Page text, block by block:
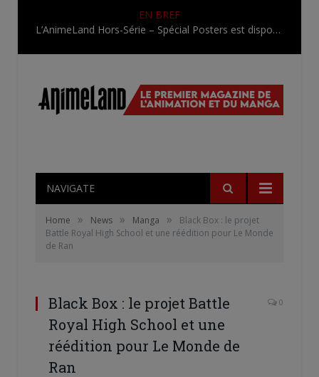
EN BREF
L’AnimeLand Hors-Série – Spécial Posters est disponible !
NAVIGATE
Home » News » Manga »
Black Box : le projet
Battle Royal High School et une réédition pour Le Monde
de Ran
Black Box : le projet Battle
Royal High School et une
réédition pour Le Monde de
Ran
0